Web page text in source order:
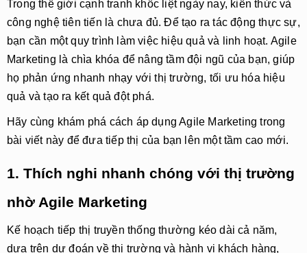
Trong thế giới cạnh tranh khốc liệt ngày nay, kiến thức và
công nghệ tiên tiến là chưa đủ. Để tạo ra tác động thực sự,
bạn cần một quy trình làm việc hiệu quả và linh hoạt. Agile
Marketing là chìa khóa để nâng tầm đội ngũ của bạn, giúp
họ phản ứng nhanh nhạy với thị trường, tối ưu hóa hiệu
quả và tạo ra kết quả đột phá.
Hãy cùng khám phá cách áp dụng Agile Marketing trong
bài viết này để đưa tiếp thị của bạn lên một tầm cao mới.
1. Thích nghi nhanh chóng với thị trường
nhờ Agile Marketing
Kế hoạch tiếp thị truyền thống thường kéo dài cả năm,
dựa trên dự đoán về thị trường và hành vi khách hàng,